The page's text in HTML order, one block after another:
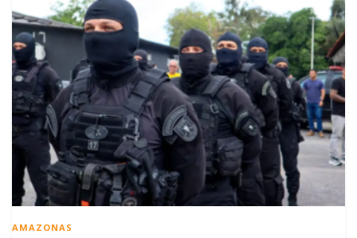
AMAZONAS